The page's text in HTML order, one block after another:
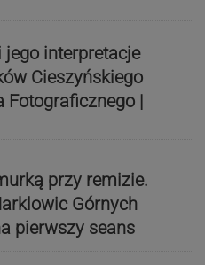
jego interpretacje
Cieszyńskiego
Fotograficznego |
przy remizie.
Górnych
pierwszy seans